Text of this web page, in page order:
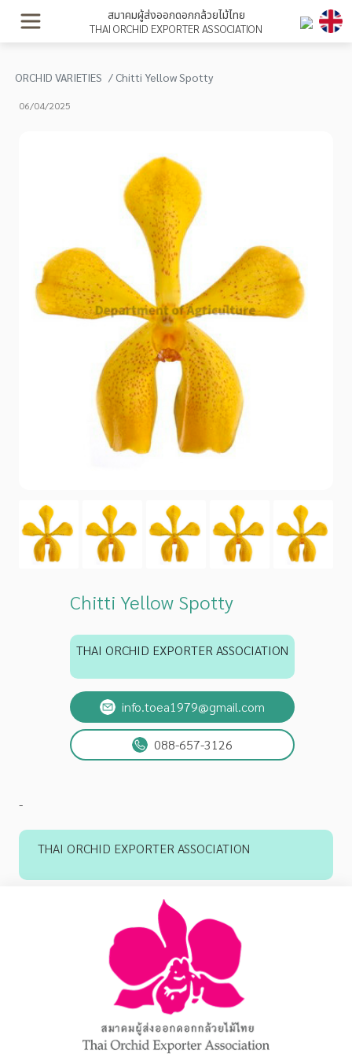
สมาคมผู้ส่งออกดอกกล้วยไม้ไทย
THAI ORCHID EXPORTER ASSOCIATION
ORCHID VARIETIES Chitti Yellow Spotty
06/04/2025
Chitti Yellow Spotty
THAI ORCHID EXPORTER ASSOCIATION
info.toea1979@gmail.com
088-657-3126
-
THAI ORCHID EXPORTER ASSOCIATION